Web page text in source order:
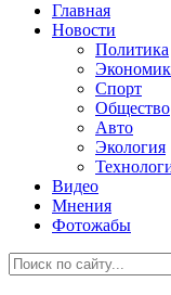
Главная
Новости
Политика
Спорт
Общество
Авто
Экология
Видео
Мнения
Фотожабы